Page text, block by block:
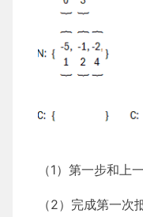
（1）第一步和上
（2）完成第一